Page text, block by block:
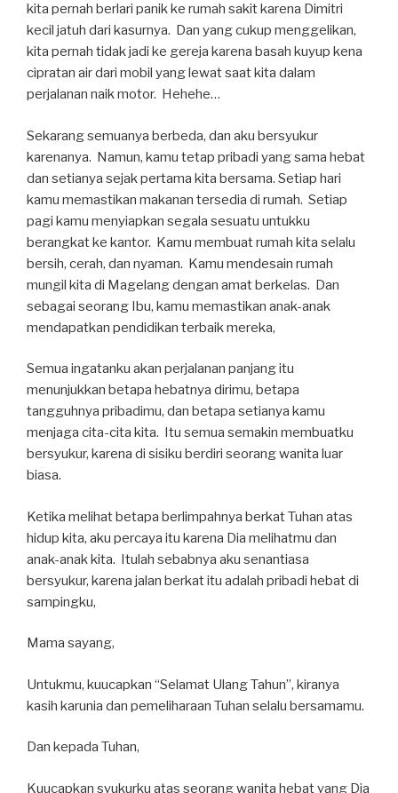
kita pernah berlari panik ke rumah sakit karena Dimitri
kecil jatuh dari kasurnya. Dan yang cukup menggelikan,
kita pernah tidak jadi ke gereja karena basah kuyup kena
cipratan air dari mobil yang lewat saat kita dalam
perjalanan naik motor. Hehehe…
Sekarang semuanya berbeda, dan aku bersyukur
karenanya. Namun, kamu tetap pribadi yang sama hebat
dan setianya sejak pertama kita bersama. Setiap hari
kamu memastikan makanan tersedia di rumah. Setiap
pagi kamu menyiapkan segala sesuatu untukku
berangkat ke kantor. Kamu membuat rumah kita selalu
bersih, cerah, dan nyaman. Kamu mendesain rumah
mungil kita di Magelang dengan amat berkelas. Dan
sebagai seorang Ibu, kamu memastikan anak-anak
mendapatkan pendidikan terbaik mereka,
Semua ingatanku akan perjalanan panjang itu
menunjukkan betapa hebatnya dirimu, betapa
tangguhnya pribadimu, dan betapa setianya kamu
menjaga cita-cita kita. Itu semua semakin membuatku
bersyukur, karena di sisiku berdiri seorang wanita luar
biasa.
Ketika melihat betapa berlimpahnya berkat Tuhan atas
hidup kita, aku percaya itu karena Dia melihatmu dan
anak-anak kita. Itulah sebabnya aku senantiasa
bersyukur, karena jalan berkat itu adalah pribadi hebat di
sampingku,
Mama sayang,
Untukmu, kuucapkan “Selamat Ulang Tahun”, kiranya
kasih karunia dan pemeliharaan Tuhan selalu bersamamu.
Dan kepada Tuhan,
Kuucapkan syukurku atas seorang wanita hebat yang Dia